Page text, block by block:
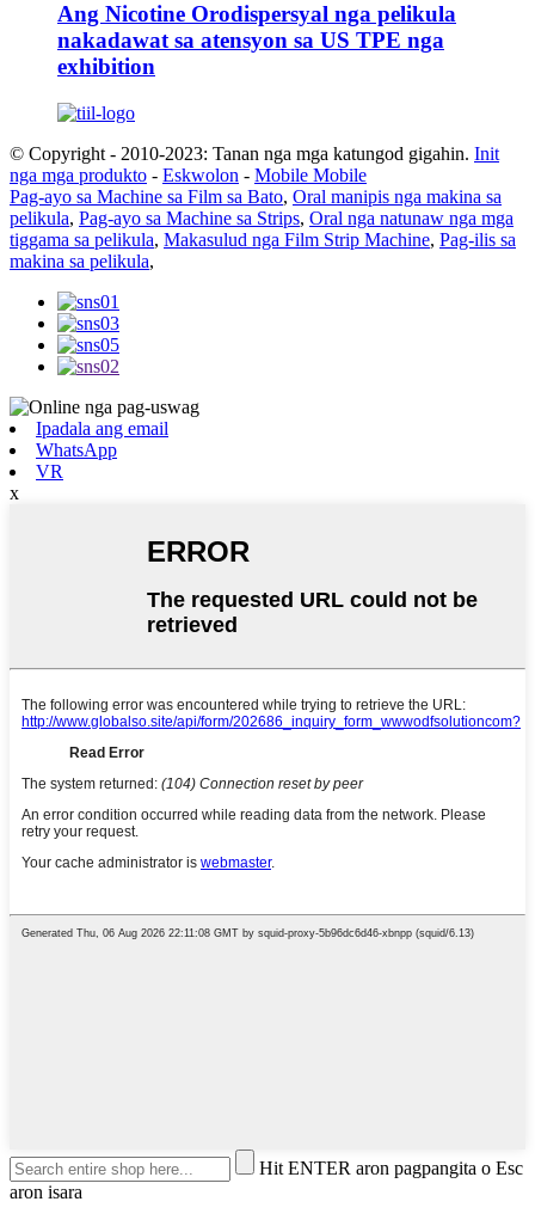
Ang Nicotine Orodispersyal nga pelikula
nakadawat sa atensyon sa US TPE nga
exhibition
© Copyright - 2010-2023: Tanan nga mga katungod gigahin. Init
nga mga produkto - Eskwolon - Mobile Mobile
Pag-ayo sa Machine sa Film sa Bato, Oral manipis nga makina sa
pelikula, Pag-ayo sa Machine sa Strips, Oral nga natunaw nga mga
tiggama sa pelikula, Makasulud nga Film Strip Machine, Pag-ilis sa
makina sa pelikula,
Ipadala ang email
WhatsApp
VR
x
Hit ENTER aron pagpangita o Esc
aron isara